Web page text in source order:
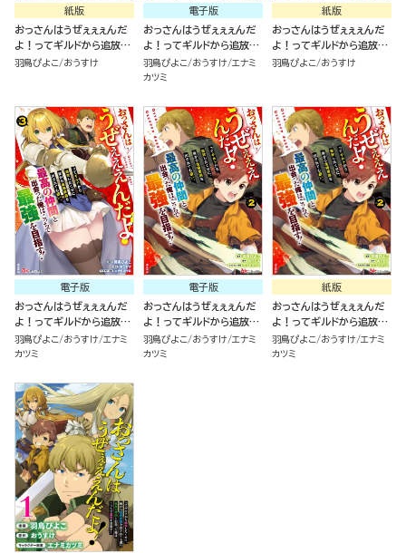
紙版
おっさんはうぜぇぇぇんだ
よ！ってギルドから追放し
たくせに、後から復帰要請
で最強を目指す！（５）
羽鳥ぴよこ おうすけ
電子版
おっさんはうぜぇぇぇんだ
よ！ってギルドから追放し
たくせに、後から復帰要請
を出されても遅い。最高の
で最強を目指す！ コミック
版 （4）
羽鳥ぴよこ おうすけ エナミ
カツミ
紙版
おっさんはうぜぇぇぇんだ
よ！ってギルドから追放し
たくせに、後から復帰要請
で最強を目指す！（４）
羽鳥ぴよこ おうすけ
電子版
おっさんはうぜぇぇぇんだ
よ！ってギルドから追放し
たくせに、後から復帰要請
を出されても遅い。最高の
で最強を目指す！（3）
羽鳥ぴよこ おうすけ エナミ
カツミ
電子版
おっさんはうぜぇぇぇんだ
よ！ってギルドから追放し
たくせに、後から復帰要請
を出されても遅い。最高の
羽鳥ぴよこ おうすけ エナミ
カツミ
紙版
おっさんはうぜぇぇぇんだ
よ！ってギルドから追放し
たくせに、後から復帰要請
を出されても遅い。最高の
羽鳥ぴよこ おうすけ エナミ
カツミ